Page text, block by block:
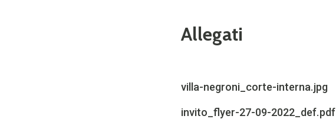
Allegati
villa-negroni_corte-interna.jpg
invito_flyer-27-09-2022_def.pdf